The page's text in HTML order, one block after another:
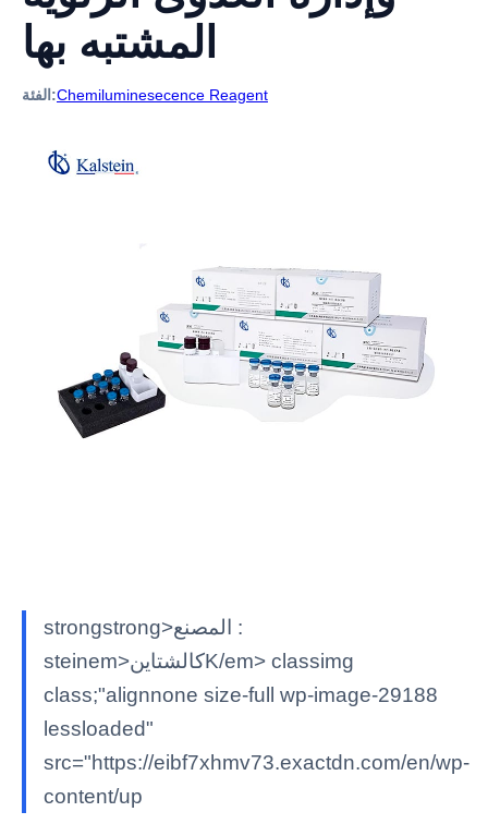
المشتبه بها
الفئة:Chemiluminesecence Reagent
strongstrong>المصنع :
steinem>كالشتاينK/em> classimg
class;"alignnone size-full wp-image-29188
lessloaded"
src="https://eibf7xhmv73.exactdn.com/en/wp-
content/up